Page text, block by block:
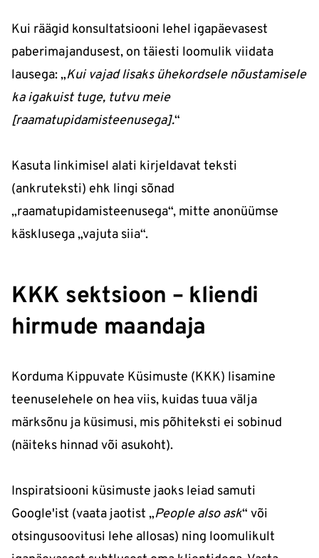
Kui räägid konsultatsiooni lehel igapäevasest
paberimajandusest, on täiesti loomulik viidata
lausega: „Kui vajad lisaks ühekordsele nõustamisele
ka igakuist tuge, tutvu meie
[raamatupidamisteenusega].“
Kasuta linkimisel alati kirjeldavat teksti
(ankruteksti) ehk lingi sõnad
„raamatupidamisteenusega“, mitte anonüümse
käsklusega „vajuta siia“.
KKK sektsioon – kliendi
hirmude maandaja
Korduma Kippuvate Küsimuste (KKK) lisamine
teenuselehele on hea viis, kuidas tuua välja
märksõnu ja küsimusi, mis põhiteksti ei sobinud
(näiteks hinnad või asukoht).
Inspiratsiooni küsimuste jaoks leiad samuti
Google'ist (vaata jaotist „People also ask“ või
otsingusoovitusi lehe allosas) ning loomulikult